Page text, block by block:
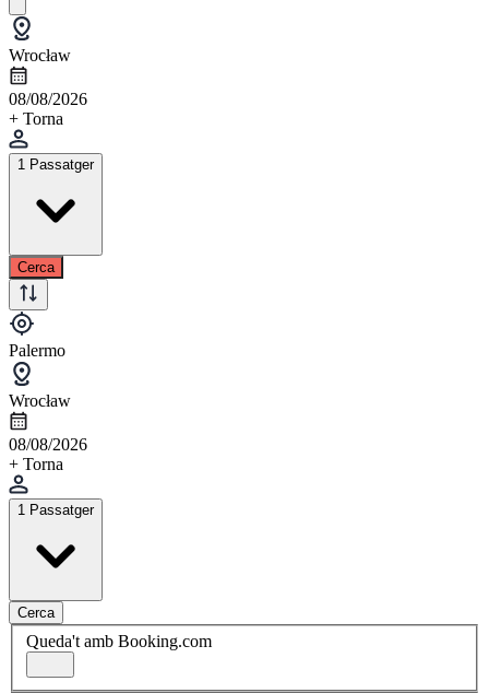
Wrocław
08/08/2026
+ Torna
1 Passatger
Cerca
Palermo
Wrocław
08/08/2026
+ Torna
1 Passatger
Cerca
Queda't amb Booking.com